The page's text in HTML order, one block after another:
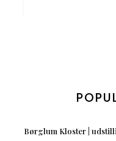
Børglum Kloster |